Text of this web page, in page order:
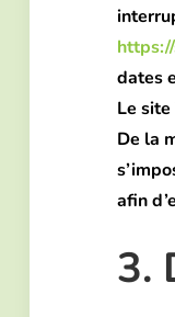
dates
Le
De la
afin
3.